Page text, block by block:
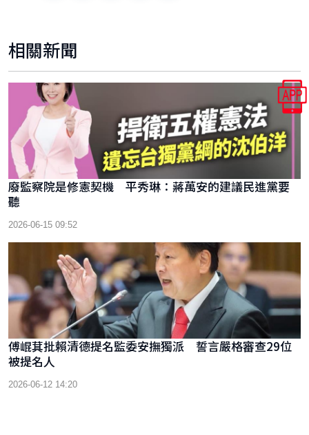
相關新聞
廢監察院是修憲契機 平秀琳：蔣萬安的建議民進黨要
聽
2026-06-15 09:52
傅崐萁批賴清德提名監委安撫獨派 誓言嚴格審查29位
被提名人
2026-06-12 14:20